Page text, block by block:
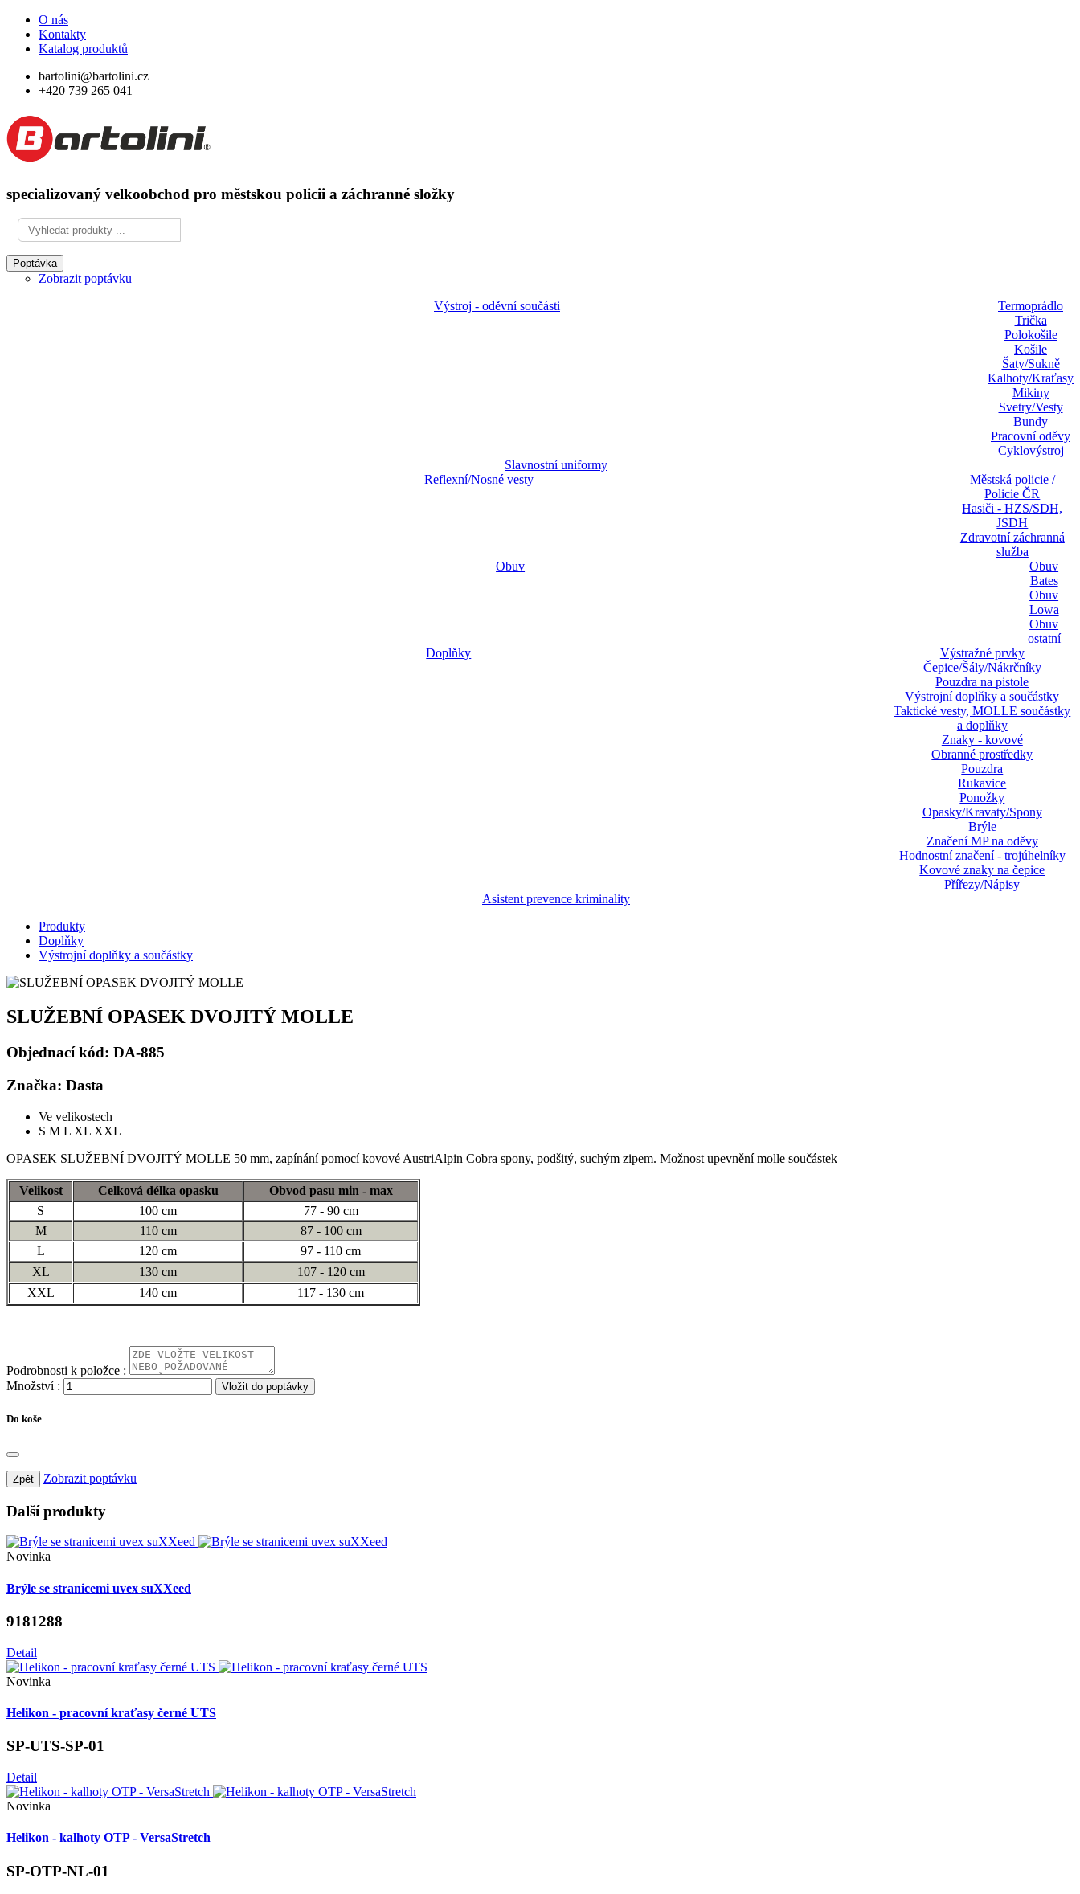
O nás
Kontakty
Katalog produktů
bartolini@bartolini.cz
+420 739 265 041
specializovaný velkoobchod pro městskou policii a záchranné složky
Poptávka
Zobrazit poptávku
Výstroj - oděvní součásti
Termoprádlo
Trička
Polokošile
Košile
Šaty/Sukně
Kalhoty/Kraťasy
Mikiny
Svetry/Vesty
Bundy
Pracovní oděvy
Cyklovýstroj
Slavnostní uniformy
Reflexní/Nosné vesty
Městská policie /
Policie ČR
Hasiči - HZS/SDH,
JSDH
Zdravotní záchranná
služba
Obuv
Obuv
Bates
Obuv
Lowa
Obuv
ostatní
Doplňky
Výstražné prvky
Čepice/Šály/Nákrčníky
Pouzdra na pistole
Výstrojní doplňky a součástky
Taktické vesty, MOLLE součástky
a doplňky
Znaky - kovové
Obranné prostředky
Pouzdra
Rukavice
Ponožky
Opasky/Kravaty/Spony
Brýle
Značení MP na oděvy
Hodnostní značení - trojúhelníky
Kovové znaky na čepice
Přířezy/Nápisy
Asistent prevence kriminality
Produkty
Doplňky
Výstrojní doplňky a součástky
SLUŽEBNÍ OPASEK DVOJITÝ MOLLE
Objednací kód: DA-885
Značka: Dasta
Ve velikostech
S M L XL XXL
OPASEK SLUŽEBNÍ DVOJITÝ MOLLE 50 mm, zapínání pomocí kovové AustriAlpin Cobra spony, podšitý, suchým zipem. Možnost upevnění molle součástek
Velikost Celková délka opasku
Obvod pasu min - max
S
100 cm
77 - 90 cm
M
110 cm
87 - 100 cm
L
120 cm
97 - 110 cm
XL
130 cm
107 - 120 cm
XXL
140 cm 117 - 130 cm
Podrobnosti k položce :
Množství :
Vložit do poptávky
Do koše
Zpět Zobrazit poptávku
Dalšíprodukty
Novinka
Brýle se stranicemi uvex suXXeed
9181288
Detail
Novinka
Helikon - pracovní kraťasy černé UTS
SP-UTS-SP-01
Detail
Novinka
Helikon - kalhoty OTP - VersaStretch
SP-OTP-NL-01